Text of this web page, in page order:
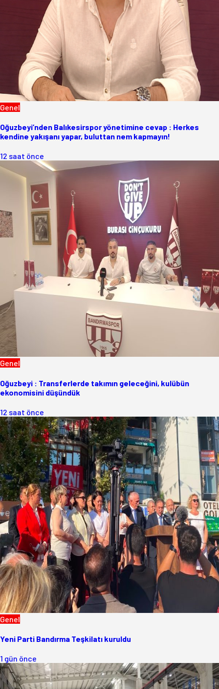
Genel
Oğuzbeyi’nden Balıkesirspor yönetimine cevap : Herkes
kendine yakışanı yapar, buluttan nem kapmayın!
12 saat önce
Genel
Oğuzbeyi : Transferlerde takımın geleceğini, kulübün
ekonomisini düşündük
12 saat önce
Genel
Yeni Parti Bandırma Teşkilatı kuruldu
1 gün önce